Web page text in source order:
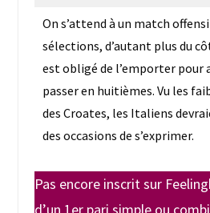
On s’attend à un match
sélections, d’autant plus du
est obligé de l’emporter pour
passer en huitièmes. Vu les
des Croates, les Italiens
des occasions de s’exprimer.
Pas encore inscrit sur
d’un 1er pari simple ou